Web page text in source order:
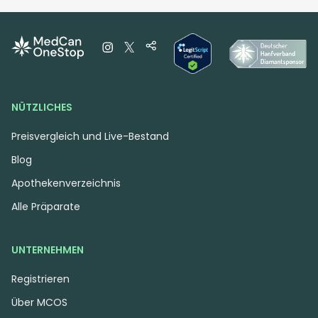
Avextra als wichtiger Akteur auf dem deutschen
NÜTZLICHES
Preisvergleich und Live-Bestand
Blog
Apothekenverzeichnis
Alle Präparate
UNTERNEHMEN
Registrieren
Über MCOS